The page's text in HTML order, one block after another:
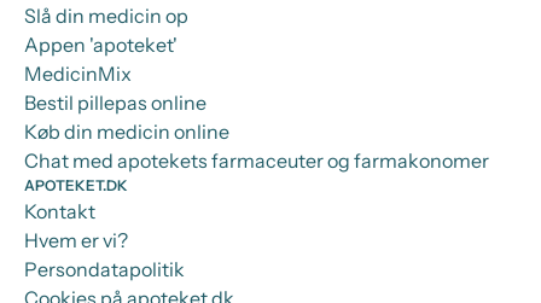
Slå din medicin op
Appen 'apoteket'
MedicinMix
Bestil pillepas online
Køb din medicin online
Chat med apotekets farmaceuter og farmakonomer
APOTEKET.DK
Kontakt
Hvem er vi?
Persondatapolitik
Cookies på apoteket.dk